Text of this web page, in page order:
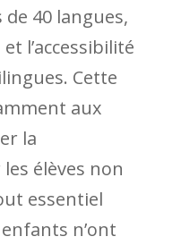
40 langues,
l’accessibilité
Cette
aux
la
élèves non
essentiel
n’ont